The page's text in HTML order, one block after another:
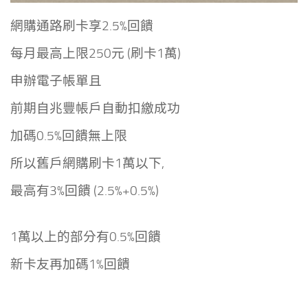
網購通路刷卡享2.5%回饋
每月最高上限250元 (刷卡1萬)
申辦電子帳單且
前期自兆豐帳戶自動扣繳成功
加碼0.5%回饋無上限
所以舊戶網購刷卡1萬以下,
最高有3%回饋 (2.5%+0.5%)
1萬以上的部分有0.5%回饋
新卡友再加碼1%回饋